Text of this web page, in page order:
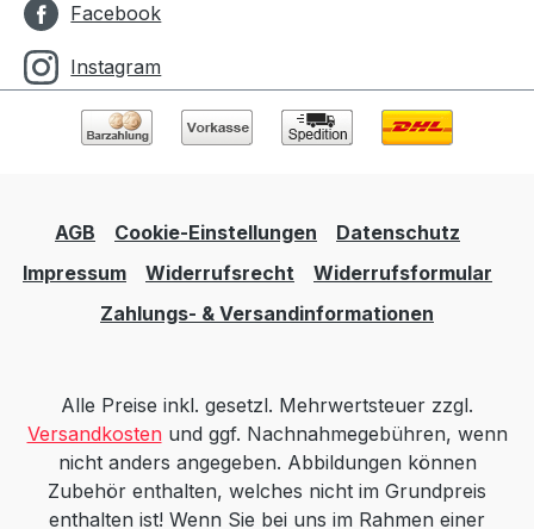
Facebook
Instagram
AGB Cookie-Einstellungen
Datenschutz
Impressum
Widerrufsrecht
Widerrufsformular
Zahlungs- & Versandinformationen
Alle Preise inkl. gesetzl. Mehrwertsteuer zzgl.
Versandkostenund ggf. Nachnahmegebühren, wenn
nicht anders angegeben. Abbildungen können
Zubehör enthalten, welches nicht im Grundpreis
enthalten ist! Wenn Sie bei uns im Rahmen einer